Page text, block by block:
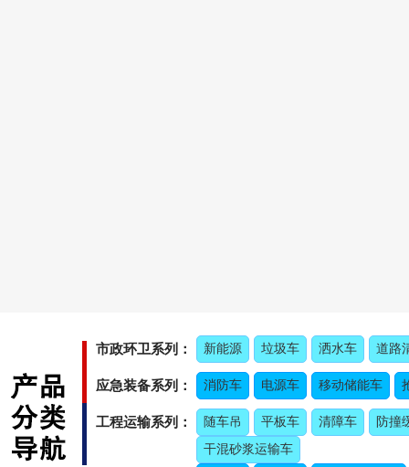
市政环卫系列： 新能源 垃圾车 洒水车 道路
应急装备系列： 消防车 电源车 移动储能车
工程运输系列： 随车吊 平板车 清障车
防撞
干混砂浆运输车